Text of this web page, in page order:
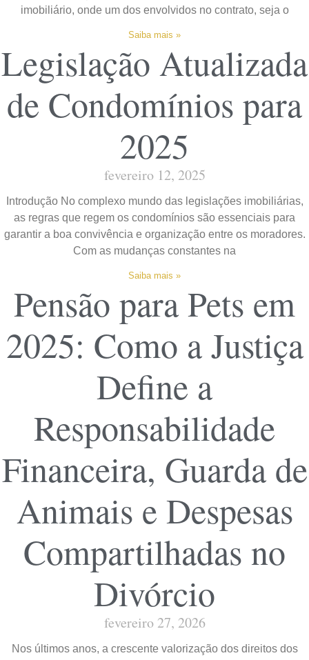
imobiliário, onde um dos envolvidos no contrato, seja o
Saiba mais »
Legislação Atualizada
de Condomínios para
2025
fevereiro 12, 2025
Introdução No complexo mundo das legislações imobiliárias,
as regras que regem os condomínios são essenciais para
garantir a boa convivência e organização entre os moradores.
Com as mudanças constantes na
Saiba mais »
Pensão para Pets em
2025: Como a Justiça
Define a
Responsabilidade
Financeira, Guarda de
Animais e Despesas
Compartilhadas no
Divórcio
fevereiro 27, 2026
Nos últimos anos, a crescente valorização dos direitos dos